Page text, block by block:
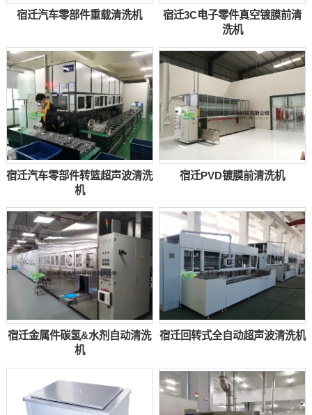
宿迁汽车零部件重载清洗机
宿迁3C电子零件真空镀膜前清
洗机
宿迁汽车零部件转篮超声波清洗
机
宿迁PVD镀膜前清洗机
宿迁金属件碳氢&水剂自动清洗
机
宿迁回转式全自动超声波清洗机